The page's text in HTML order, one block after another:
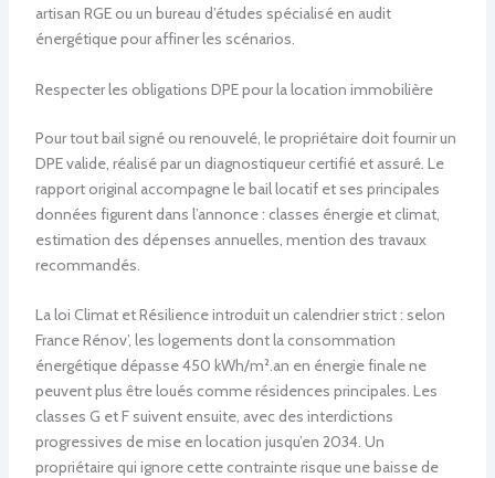
artisan RGE ou un bureau d’études spécialisé en audit
énergétique pour affiner les scénarios.
Respecter les obligations DPE pour la location immobilière
Pour tout bail signé ou renouvelé, le propriétaire doit fournir un
DPE valide, réalisé par un diagnostiqueur certifié et assuré. Le
rapport original accompagne le bail locatif et ses principales
données figurent dans l’annonce : classes énergie et climat,
estimation des dépenses annuelles, mention des travaux
recommandés.
La loi Climat et Résilience introduit un calendrier strict : selon
France Rénov’, les logements dont la consommation
énergétique dépasse 450 kWh/m².an en énergie finale ne
peuvent plus être loués comme résidences principales. Les
classes G et F suivent ensuite, avec des interdictions
progressives de mise en location jusqu’en 2034. Un
propriétaire qui ignore cette contrainte risque une baisse de